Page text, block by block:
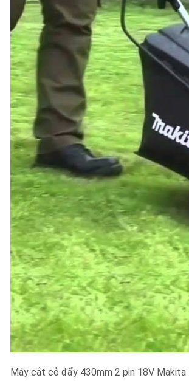
Máy cắt cỏ đẩy 430mm 2 pin 18V